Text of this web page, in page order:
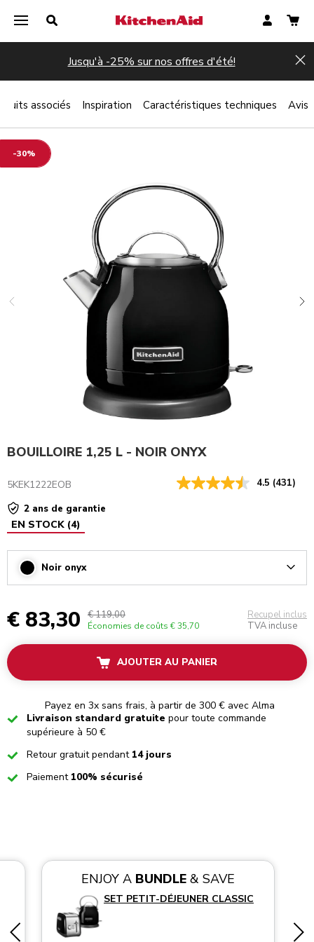
Jusqu'à -25% sur nos offres d'été!
-30%
BOUILLOIRE 1,25 L - NOIR ONYX
5KEK1222EOB 4.5 (431)
2 ans de garantie
EN STOCK (4)
Noir onyx
€ 83,30 € 119,00
Économies de coûts € 35,70
Recupel inclus
TVA incluse
AJOUTER AU PANIER
Payez en 3x sans frais, à partir de 300 € avec Alma
CheckedLivraison standard gratuite pour toute commande
supérieure à 50 €
CheckedRetour gratuit pendant 14 jours
CheckedPaiement 100% sécurisé
ENJOY A BUNDLE& SAVE
SET PETIT-DÉJEUNER CLASSIC
associés Inspiration Caractéristiques techniques Avis